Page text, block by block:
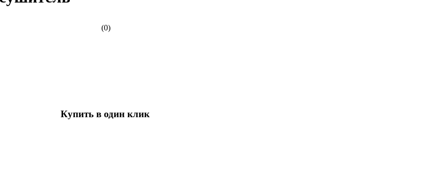
(0)
Купить в один клик